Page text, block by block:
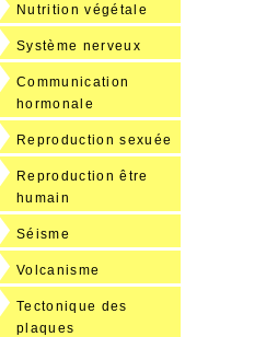
Nutrition végétale
Système nerveux
Communication
hormonale
Reproduction sexuée
Reproduction être
humain
Séisme
Volcanisme
Tectonique des
plaques